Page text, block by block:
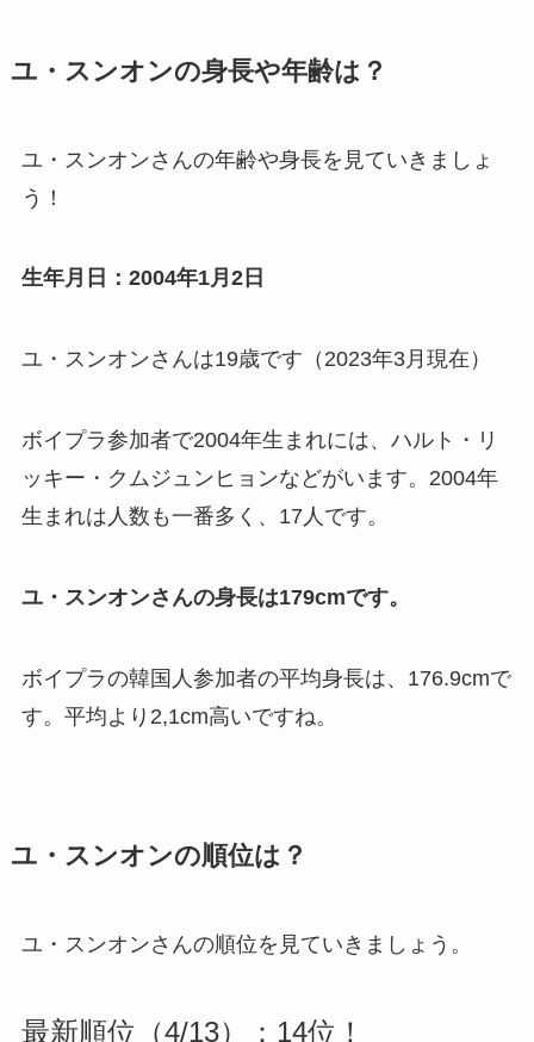
ユ・スンオンの身長や年齢は？
ユ・スンオンさんの年齢や身長を見ていきましょ
う！
生年月日：2004年1月2日
ユ・スンオンさんは19歳です（2023年3月現在）
ボイプラ参加者で2004年生まれには、ハルト・リ
ッキー・クムジュンヒョンなどがいます。2004年
生まれは人数も一番多く、17人です。
ユ・スンオンさんの身長は179cmです。
ボイプラの韓国人参加者の平均身長は、176.9cmで
す。平均より2,1cm高いですね。
ユ・スンオンの順位は？
ユ・スンオンさんの順位を見ていきましょう。
最新順位（4/13）：14位！